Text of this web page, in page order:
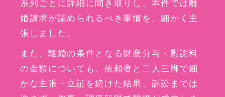
系列ごとに詳細に聞き取りし、本件では離
婚請求が認められるべき事情を、細かく主
張しました。
また、離婚の条件となる財産分与・慰謝料
の金額についても、依頼者と二人三脚で細
かな主張・立証を続けた結果、訴訟までは